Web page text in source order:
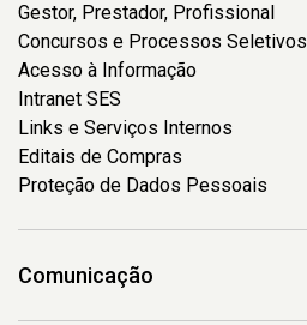
Gestor, Prestador, Profissional
Concursos e Processos Seletivos
Acesso à Informação
Intranet SES
Links e Serviços Internos
Editais de Compras
Proteção de Dados Pessoais
Comunicação